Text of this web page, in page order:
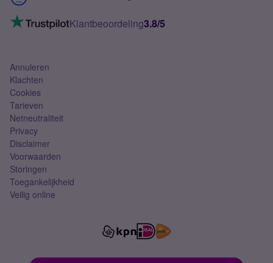
Mobiel internet
Mobiel abonnement
VoLTE 4G bellenKlantbeoordeling3.8/5
Annuleren
Klachten
Cookies
Tarieven
Netneutraliteit
Privacy
Disclaimer
Voorwaarden
Storingen
Toegankelijkheid
Veilig online